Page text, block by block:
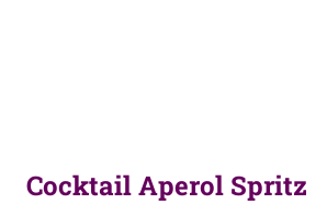
Cocktail Aperol Spritz